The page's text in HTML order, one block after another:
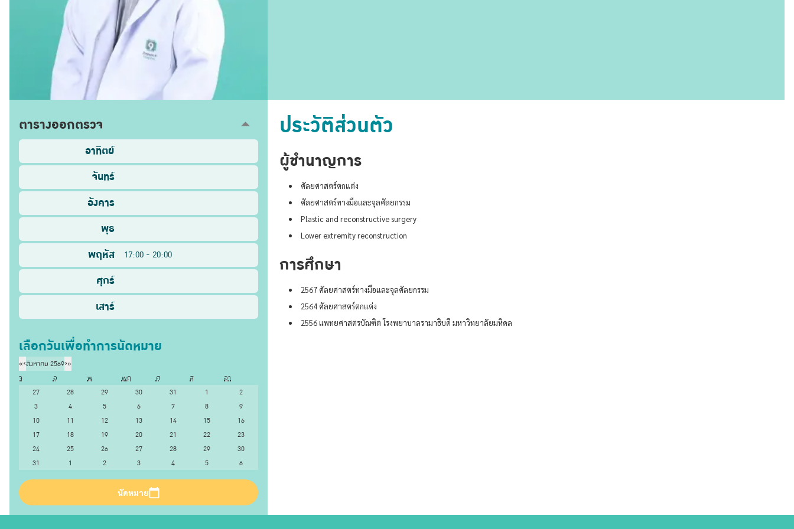
ตารางออกตรวจ
อาทิตย์
จันทร์
อังคาร
พุธ
พฤหัส
17:00 - 20:00
ศุกร์
เสาร์
เลือกวันเพื่อทำการนัดหมาย
«‹สิงหาคม 2569›»
จ
อ พ พฤ ศ ส
อา
27
28 29 30 31 1
2
3
4 5 6 7 8
9
10
11 12 13 14 15
16
17
18 19 20 21 22
23
24
25 26 27 28 29
30
31
1 2 3 4 5 6
นัดหมาย
ประวัติส่วนตัว
ผู้ชำนาญการ
ศัลยศาสตร์ตกแต่ง
ศัลยศาสตร์ทางมือและจุลศัลยกรรม
Plastic and reconstructive surgery
Lower extremity reconstruction
การศึกษา
2567 ศัลยศาสตร์ทางมือและจุลศัลยกรรม
2564 ศัลยศาสตร์ตกแต่ง
2556 แพทยศาสตรบัณฑิต โรงพยาบาลรามาธิบดี มหาวิทยาลัยมหิดล